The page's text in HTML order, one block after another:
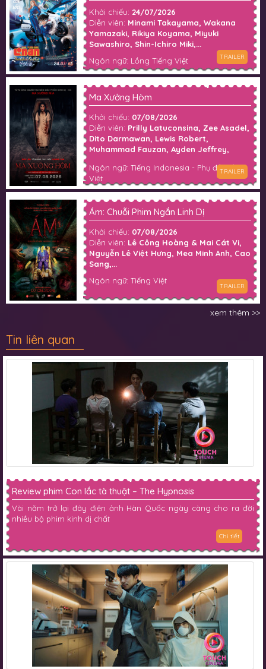
Khởi chiếu: 24/07/2026
Diễn viên: Minami Takayama, Wakana
Yamazaki, Rikiya Koyama, Miyuki
Sawashiro, Shin-Ichiro Miki,...
Ngôn ngữ: Lồng Tiếng Việt
TRAILER
Ma Xưởng Hòm
Khởi chiếu: 07/08/2026
Diễn viên: Prilly Latuconsina, Zee Asadel,
Dito Darmawan, Lewis Robert,
Muhammad Fauzan, Ayden Jeffrey,
Anya Zen, Gilang Devialdy, Fajar Nugra,
Pritt Timothy, Matt White,...
Ngôn ngữ: Tiếng Indonesia - Phụ đề Tiếng
Việt
TRAILER
Ám: Chuỗi Phim Ngắn Linh Dị
Khởi chiếu: 07/08/2026
Diễn viên: Lê Công Hoàng & Mai Cát Vi,
Nguyễn Lê Việt Hưng, Mea Minh Anh, Cao
Sang,...
Ngôn ngữ: Tiếng Việt
TRAILER
xem thêm >>
Tin liên quan
Review phim Con lắc tà thuật – The Hypnosis
Vài năm trở lại đây điện ảnh Hàn Quốc ngày càng cho ra đời
nhiều bộ phim kinh dị chất
Chi tiết